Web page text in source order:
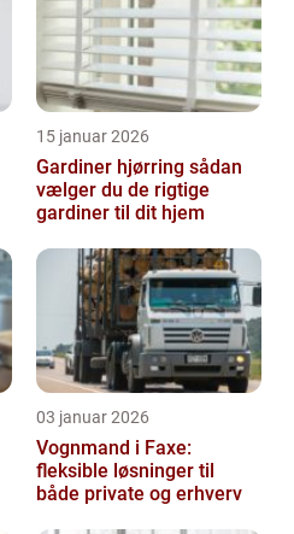
15 januar 2026
Gardiner hjørring sådan
vælger du de rigtige
gardiner til dit hjem
03 januar 2026
Vognmand i Faxe:
fleksible løsninger til
både private og erhverv